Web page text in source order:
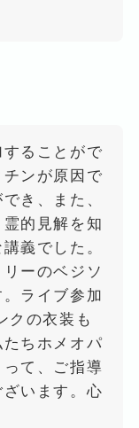
ることがで
ンが原因で
き、また、
的見解を知
義でした。
ーのベジソ
ライブ参加
クの衣装も
ちホメオパ
て、ご指導
います。心